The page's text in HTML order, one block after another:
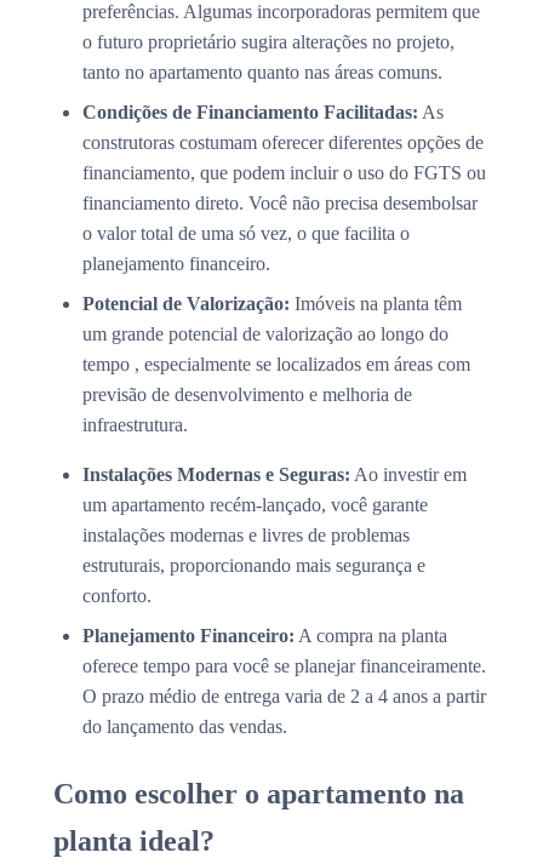
preferências. Algumas incorporadoras permitem que
o futuro proprietário sugira alterações no projeto,
tanto no apartamento quanto nas áreas comuns.
Condições de Financiamento Facilitadas: As
construtoras costumam oferecer diferentes opções de
financiamento, que podem incluir o uso do FGTS ou
financiamento direto. Você não precisa desembolsar
o valor total de uma só vez, o que facilita o
planejamento financeiro.
Potencial de Valorização: Imóveis na planta têm
um grande potencial de valorização ao longo do
tempo , especialmente se localizados em áreas com
previsão de desenvolvimento e melhoria de
infraestrutura.
Instalações Modernas e Seguras: Ao investir em
um apartamento recém-lançado, você garante
instalações modernas e livres de problemas
estruturais, proporcionando mais segurança e
conforto.
Planejamento Financeiro: A compra na planta
oferece tempo para você se planejar financeiramente.
O prazo médio de entrega varia de 2 a 4 anos a partir
do lançamento das vendas.
Como escolher o apartamento na
planta ideal?